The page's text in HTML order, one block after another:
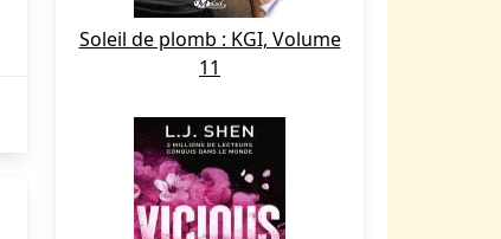
Soleil de plomb : KGI, Volume
11